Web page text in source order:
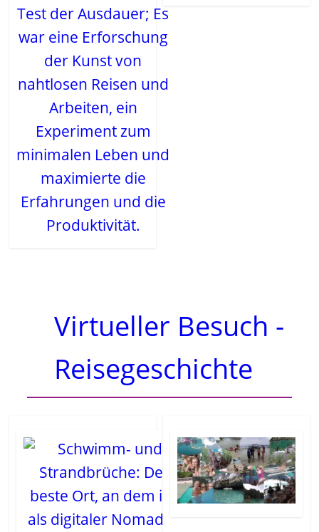
Test der Ausdauer; Es
war eine Erforschung
der Kunst von
nahtlosen Reisen und
Arbeiten, ein
Experiment zum
minimalen Leben und
maximierte die
Erfahrungen und die
Produktivität.
Virtueller Besuch -
Reisegeschichte